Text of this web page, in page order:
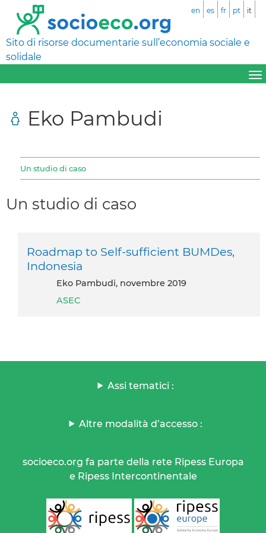
Sito di risorse documentarie sull’economia sociale e
solidale
en es fr pt it
Eko Pambudi
Un studio di caso
Un studio di caso
Roadmap to Self-sufficient BUMDes,
Indonesia
Eko Pambudi, novembre 2019
ASEC
Assi tematici :
Altre modalità d’accesso :
socioeco.org fa parte della rete Ripess Europa
e Ripess Intercontinentale